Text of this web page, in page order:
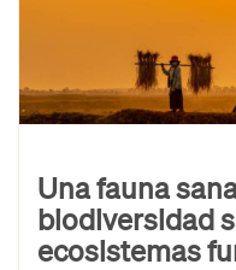
Una fauna
biodiversidad
ecosistemas